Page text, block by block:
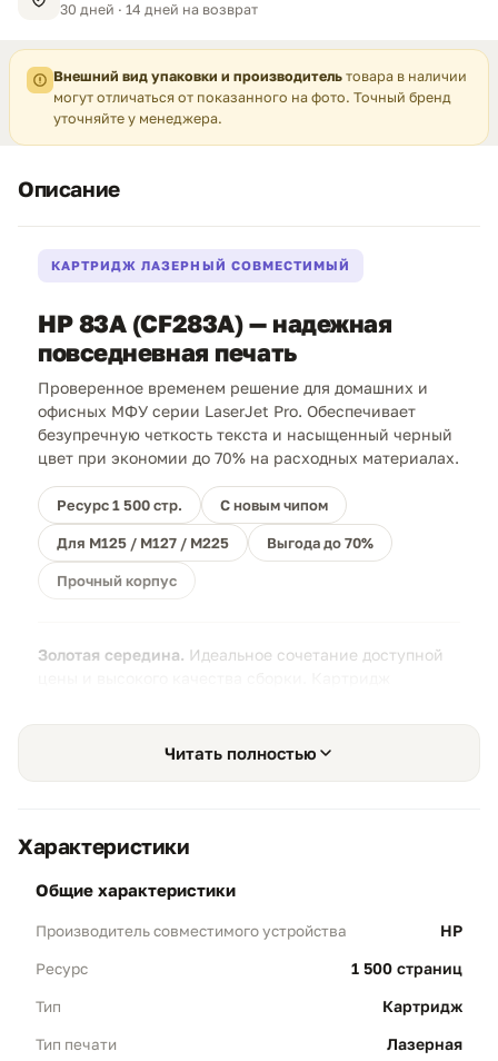
30 дней · 14 дней на возврат
Внешний вид упаковки и производитель товара в наличии
могут отличаться от показанного на фото. Точный бренд
уточняйте у менеджера.
Описание
КАРТРИДЖ ЛАЗЕРНЫЙ СОВМЕСТИМЫЙ
HP 83A (CF283A) — надежная
повседневная печать
Проверенное временем решение для домашних и
офисных МФУ серии LaserJet Pro. Обеспечивает
безупречную четкость текста и насыщенный черный
цвет при экономии до 70% на расходных материалах.
Ресурс 1 500 стр. С новым чипом
Для M125 / M127 / M225 Выгода до 70%
Прочный корпус
Золотая середина. Идеальное сочетание доступной
принтер.
Для ежедневных задач:
печати согласно стандарту ISO/IEC 19752.
Полная заправка тонером
первой до последней страницы.
Читать полностью
Характеристики
общие характеристики
Производитель совместимого устройства HP
Ресурс 1 500 страниц
Тип Картридж
Тип печати Лазерная